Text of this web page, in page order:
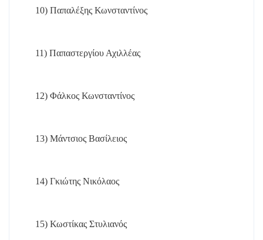
10) Παπαλέξης Κωνσταντίνος
11) Παπαστεργίου Αχιλλέας
12) Φάλκος Κωνσταντίνος
13) Μάντσιος Βασίλειος
14) Γκιώτης Νικόλαος
15) Κωστίκας Στυλιανός